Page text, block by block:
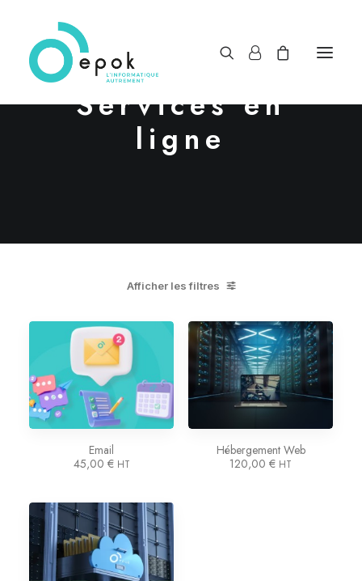
Services en
ligne
Afficher les filtres
Email
45,00 € HT
Hébergement Web
120,00 € HT